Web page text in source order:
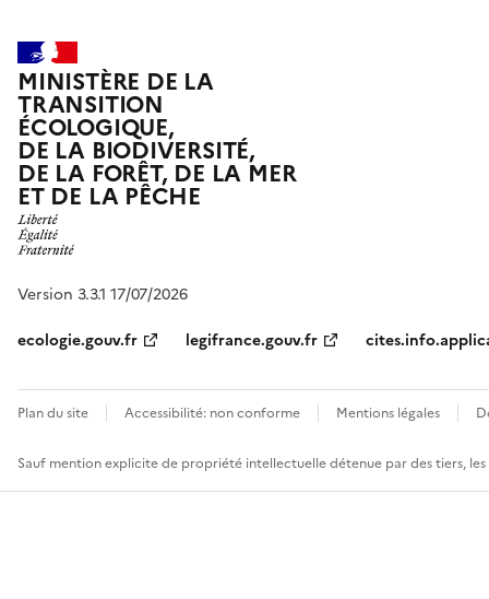
MINISTÈRE DE LA
TRANSITION
ÉCOLOGIQUE,
DE LA BIODIVERSITÉ,
DE LA FORÊT, DE LA MER
ET DE LA PÊCHE
Version 3.3.1 17/07/2026
ecologie.gouv.fr
legifrance.gouv.fr
Plan du site Accessibilité: non conforme Mentions légales
Sauf mention explicite de propriété intellectuelle détenue par des tiers,